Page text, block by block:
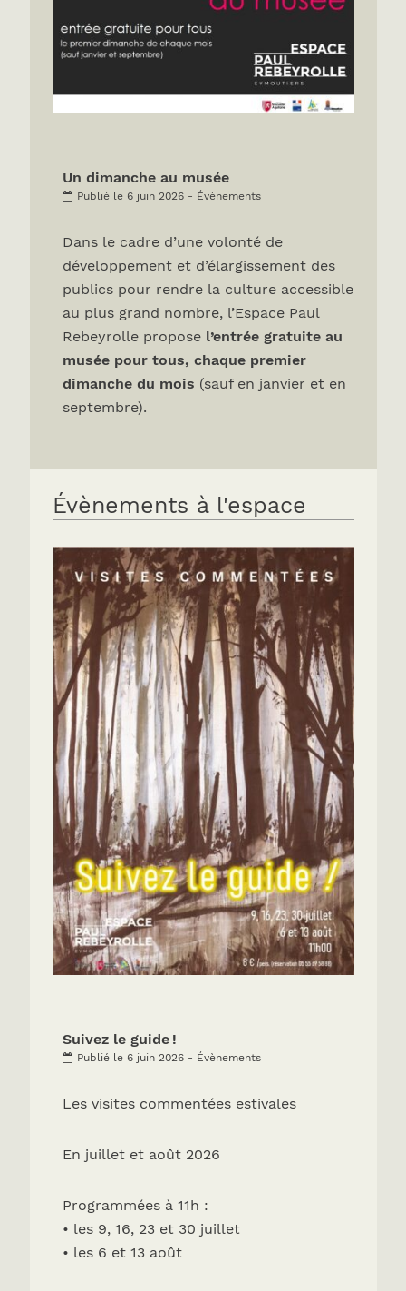
Un dimanche au musée
Publié le 6 juin 2026 - Évènements
Dans le cadre d’une volonté de
développement et d’élargissement des
publics pour rendre la culture accessible
au plus grand nombre, l’Espace Paul
Rebeyrolle propose l’entrée gratuite au
musée pour tous, chaque premier
dimanche du mois (sauf en janvier et en
septembre).
Évènements à l'espace
Suivez le guide !
Publié le 6 juin 2026 - Évènements
Les visites commentées estivales
En juillet et août 2026
Programmées à 11h :
• les 9, 16, 23 et 30 juillet
• les 6 et 13 août